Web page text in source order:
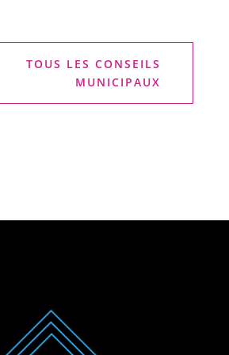
TOUS LES CONSEILS
MUNICIPAUX